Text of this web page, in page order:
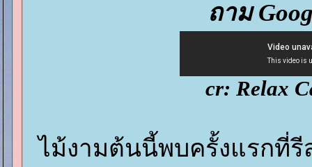
ถาม
cr: Relax
ไม้งามต้นนี้พบครั้งแรกที่